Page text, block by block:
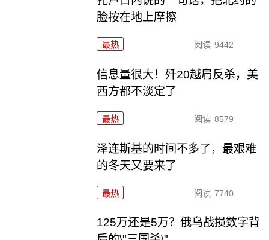
脸按在地上摩擦
最热 阅读 9442
信息量很大！歼20越肩反杀，美
西方都不淡定了
最热 阅读 8579
泽连斯基的时间不多了，最艰难
的冬天又要来了
最热 阅读 7740
125万还是5万？俄乌战损数字背